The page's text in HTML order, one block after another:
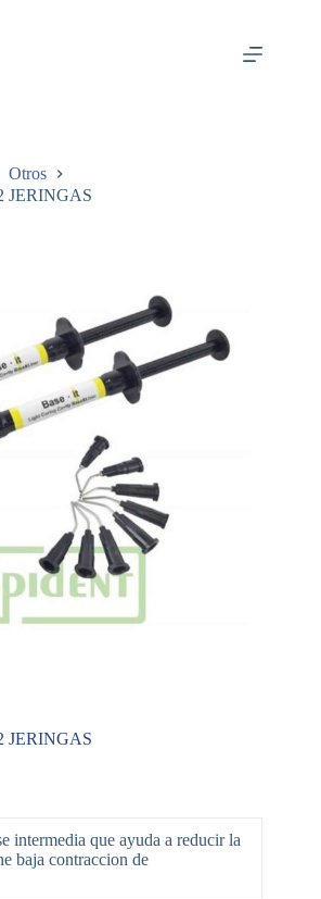
Otros
JERINGAS
JERINGAS
intermedia que ayuda a reducir la
baja contraccion de